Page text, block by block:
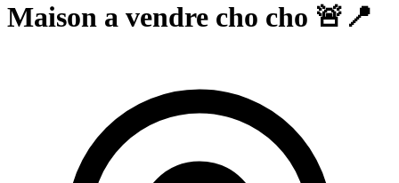
Maison a vendre cho cho 🚨📍